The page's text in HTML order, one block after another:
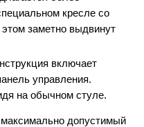
кресле со
заметно выдвинут
включает
управления.
на обычном стуле.
допустимый